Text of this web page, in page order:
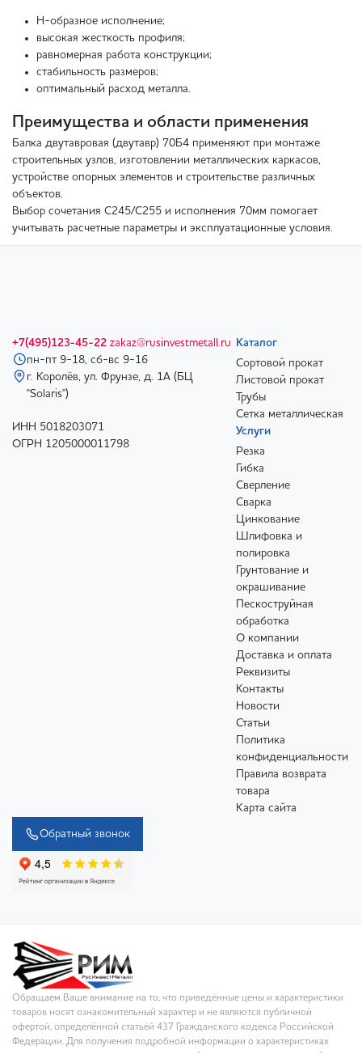
Н-образное исполнение;
высокая жесткость профиля;
равномерная работа конструкции;
стабильность размеров;
оптимальный расход металла.
Преимущества и области применения
Балка двутавровая (двутавр) 70Б4 применяют при монтаже
строительных узлов, изготовлении металлических каркасов,
устройстве опорных элементов и строительстве различных
объектов.
Выбор сочетания С245/С255 и исполнения 70мм помогает
учитывать расчетные параметры и эксплуатационные условия.
+7(495)123-45-22 zakaz@rusinvestmetall.ru
пн-пт 9-18, сб-вс 9-16
г. Королёв, ул. Фрунзе, д. 1А (БЦ
"Solaris")
ИНН 5018203071
ОГРН 1205000011798
Каталог
Сортовой прокат
Листовой прокат
Трубы
Сетка металлическая
Услуги
Резка
Гибка
Сверление
Сварка
Цинкование
Шлифовка и
полировка
Грунтование и
окрашивание
Пескоструйная
обработка
О компании
Доставка и оплата
Реквизиты
Контакты
Новости
Статьи
Политика
конфиденциальности
Правила возврата
товара
Карта сайта
Обратный звонок
Обращаем Ваше внимание на то, что приведённые цены и характеристики
товаров носят ознакомительный характер и не являются публичной
офертой, определённой статьёй 437 Гражданского кодекса Российской
Федерации. Для получения подробной информации о характеристиках